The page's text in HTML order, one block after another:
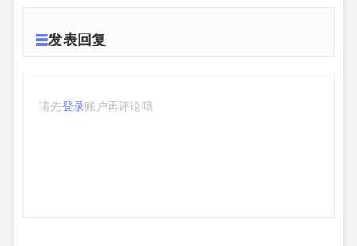
发表回复
请先登录账户再评论哦